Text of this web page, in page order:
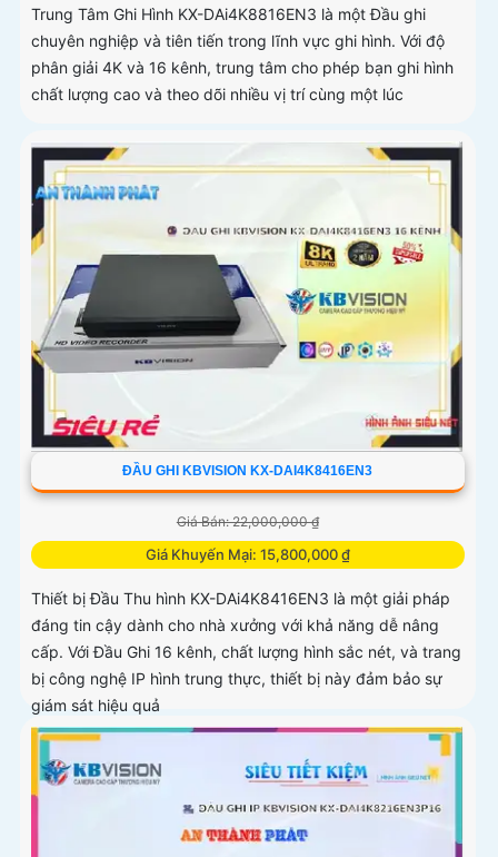
Trung Tâm Ghi Hình KX-DAi4K8816EN3 là một Đầu ghi
chuyên nghiệp và tiên tiến trong lĩnh vực ghi hình. Với độ
phân giải 4K và 16 kênh, trung tâm cho phép bạn ghi hình
chất lượng cao và theo dõi nhiều vị trí cùng một lúc
ĐẦU GHI KBVISION KX-DAI4K8416EN3
Giá Bán: 22,000,000 ₫
Giá Khuyến Mại: 15,800,000 ₫
Thiết bị Đầu Thu hình KX-DAi4K8416EN3 là một giải pháp
đáng tin cậy dành cho nhà xưởng với khả năng dễ nâng
cấp. Với Đầu Ghi 16 kênh, chất lượng hình sắc nét, và trang
bị công nghệ IP hình trung thực, thiết bị này đảm bảo sự
giám sát hiệu quả